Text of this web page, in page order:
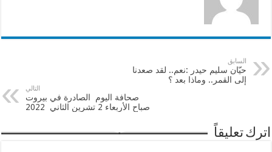
السابق
حيّان سليم حيدر :نعم.. لقد صعدنا
إلى القمر.. وماذا بعد ؟
التالي
صحافة اليوم الصادرة في بيروت
صباح الأربعاء 2 تشرين الثاني 2022
اترك تعليقاً